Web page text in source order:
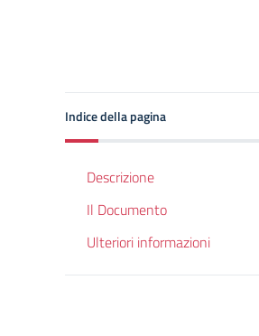
Indice della pagina
Descrizione
Il Documento
Ulteriori informazioni